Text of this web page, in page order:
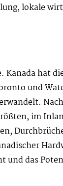
lokale
hat
und
im
das